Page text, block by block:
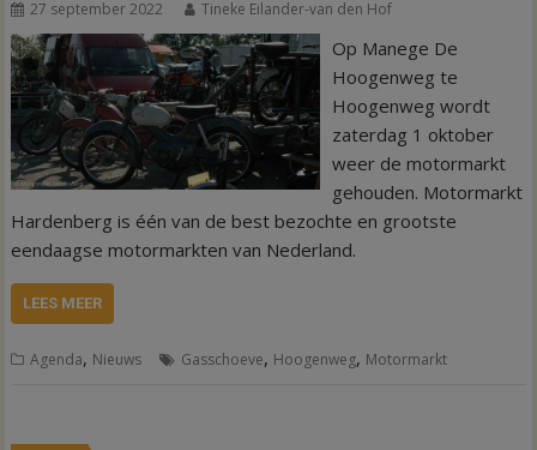
27 september 2022 Tineke Eilander-van den Hof
Op Manege De
Hoogenweg te
Hoogenweg wordt
zaterdag 1 oktober
weer de motormarkt
gehouden. Motormarkt
Hardenberg is één van de best bezochte en grootste
eendaagse motormarkten van Nederland.
LEES MEER
Agenda, Nieuws Gasschoeve, Hoogenweg, Motormarkt